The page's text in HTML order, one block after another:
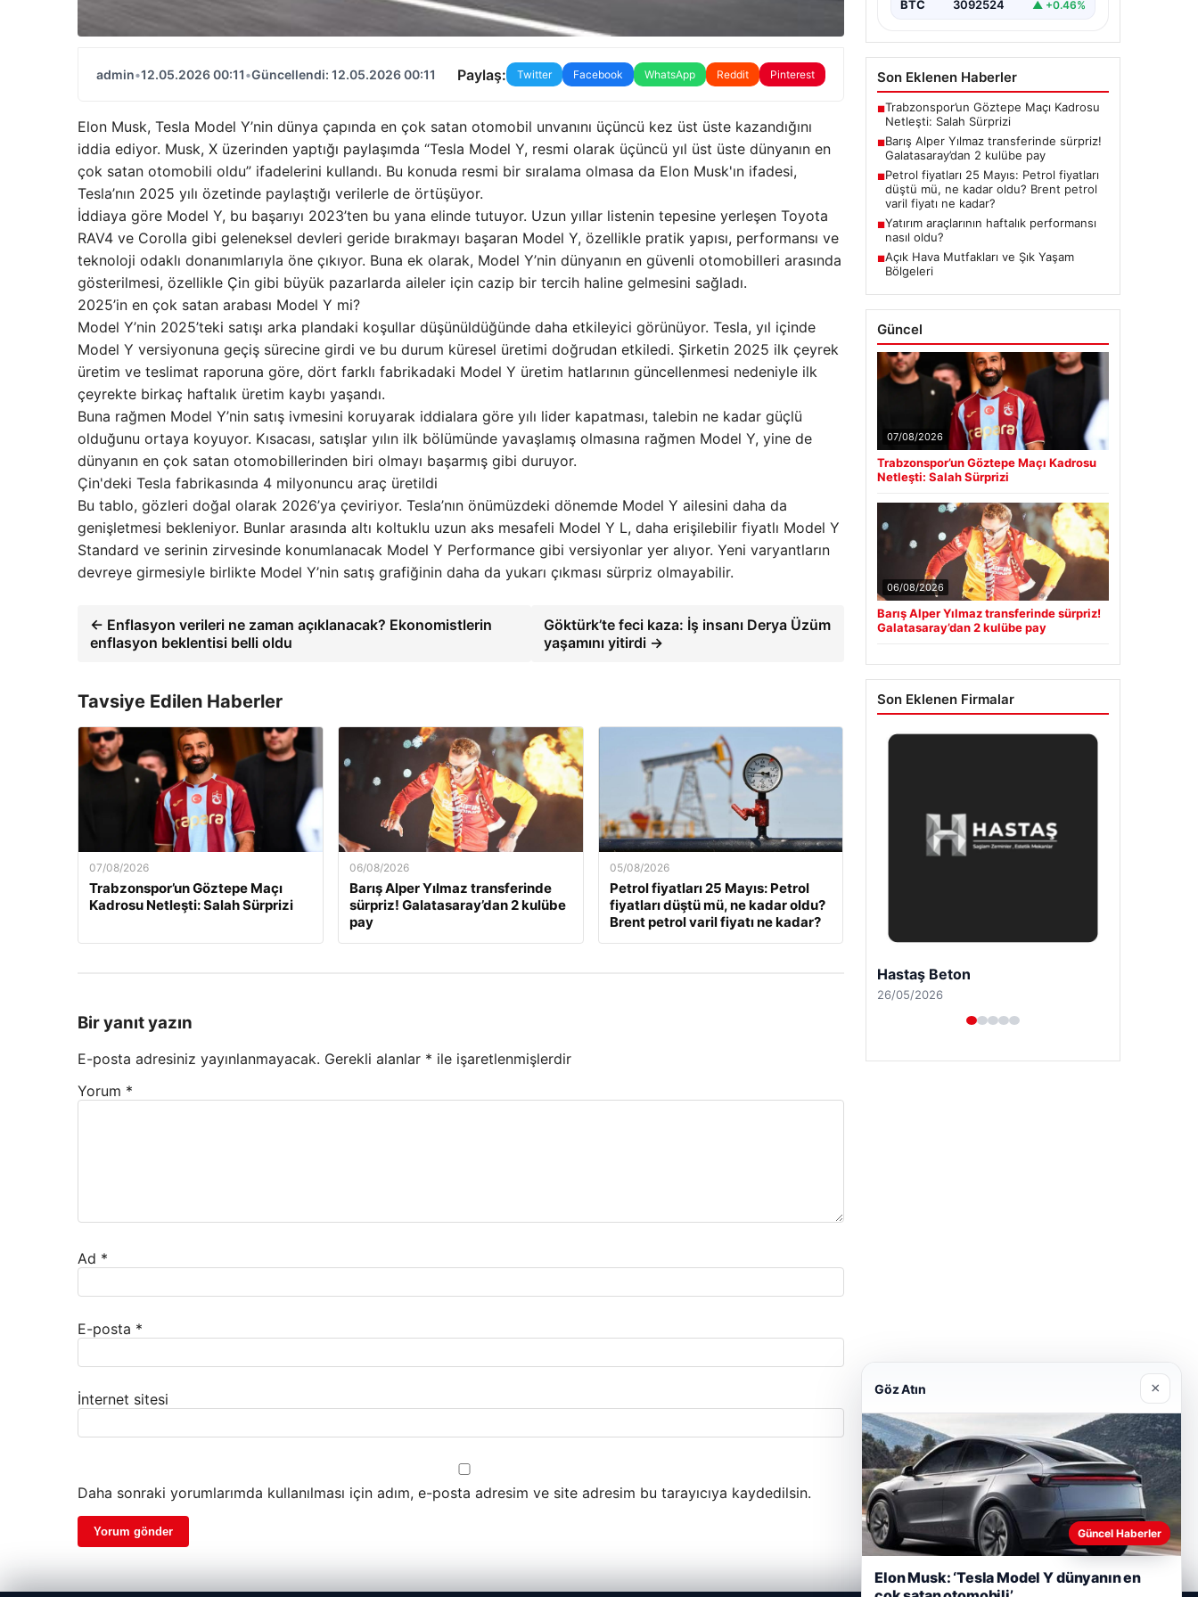
admin•12.05.2026 00:11•Güncellendi: 12.05.2026 00:11 Paylaş: Twitter Facebook WhatsApp Reddit Pinterest
Elon Musk, Tesla Model Y’nin dünya çapında en çok satan otomobil unvanını üçüncü kez üst üste kazandığını
iddia ediyor. Musk, X üzerinden yaptığı paylaşımda “Tesla Model Y, resmi olarak üçüncü yıl üst üste dünyanın en
çok satan otomobili oldu” ifadelerini kullandı. Bu konuda resmi bir sıralama olmasa da Elon Musk'ın ifadesi,
Tesla’nın 2025 yılı özetinde paylaştığı verilerle de örtüşüyor.
İddiaya göre Model Y, bu başarıyı 2023’ten bu yana elinde tutuyor. Uzun yıllar listenin tepesine yerleşen Toyota
RAV4 ve Corolla gibi geleneksel devleri geride bırakmayı başaran Model Y, özellikle pratik yapısı, performansı ve
teknoloji odaklı donanımlarıyla öne çıkıyor. Buna ek olarak, Model Y’nin dünyanın en güvenli otomobilleri arasında
gösterilmesi, özellikle Çin gibi büyük pazarlarda aileler için cazip bir tercih haline gelmesini sağladı.
2025’in en çok satan arabası Model Y mi?
Model Y’nin 2025’teki satışı arka plandaki koşullar düşünüldüğünde daha etkileyici görünüyor. Tesla, yıl içinde
Model Y versiyonuna geçiş sürecine girdi ve bu durum küresel üretimi doğrudan etkiledi. Şirketin 2025 ilk çeyrek
üretim ve teslimat raporuna göre, dört farklı fabrikadaki Model Y üretim hatlarının güncellenmesi nedeniyle ilk
çeyrekte birkaç haftalık üretim kaybı yaşandı.
Buna rağmen Model Y’nin satış ivmesini koruyarak iddialara göre yılı lider kapatması, talebin ne kadar güçlü
olduğunu ortaya koyuyor. Kısacası, satışlar yılın ilk bölümünde yavaşlamış olmasına rağmen Model Y, yine de
dünyanın en çok satan otomobillerinden biri olmayı başarmış gibi duruyor.
Çin'deki Tesla fabrikasında 4 milyonuncu araç üretildi
Bu tablo, gözleri doğal olarak 2026’ya çeviriyor. Tesla’nın önümüzdeki dönemde Model Y ailesini daha da
genişletmesi bekleniyor. Bunlar arasında altı koltuklu uzun aks mesafeli Model Y L, daha erişilebilir fiyatlı Model Y
Standard ve serinin zirvesinde konumlanacak Model Y Performance gibi versiyonlar yer alıyor. Yeni varyantların
devreye girmesiyle birlikte Model Y’nin satış grafiğinin daha da yukarı çıkması sürpriz olmayabilir.
← Enflasyon verileri ne zaman açıklanacak? Ekonomistlerin
enflasyon beklentisi belli oldu
Göktürk’te feci kaza: İş insanı Derya Üzüm
yaşamını yitirdi →
Tavsiye Edilen Haberler
07/08/2026
Trabzonspor’un Göztepe Maçı
Kadrosu Netleşti: Salah Sürprizi
06/08/2026
Barış Alper Yılmaz transferinde
sürpriz! Galatasaray’dan 2 kulübe
pay
05/08/2026
Petrol fiyatları 25 Mayıs: Petrol
fiyatları düştü mü, ne kadar oldu?
Brent petrol varil fiyatı ne kadar?
Bir yanıt yazın
E-posta adresiniz yayınlanmayacak. Gerekli alanlar * ile işaretlenmişlerdir
Yorum *
Ad *
E-posta *
İnternet sitesi
Daha sonraki yorumlarımda kullanılması için adım, e-posta adresim ve site adresim bu tarayıcıya kaydedilsin.
BTC 3092524 ▲ +0.46%
Son Eklenen Haberler
■Trabzonspor’un Göztepe Maçı Kadrosu
Netleşti: Salah Sürprizi
■Barış Alper Yılmaz transferinde sürpriz!
Galatasaray’dan 2 kulübe pay
■Petrol fiyatları 25 Mayıs: Petrol fiyatları
düştü mü, ne kadar oldu? Brent petrol
varil fiyatı ne kadar?
■Yatırım araçlarının haftalık performansı
nasıl oldu?
■Açık Hava Mutfakları ve Şık Yaşam
Bölgeleri
Güncel
07/08/2026
Trabzonspor’un Göztepe Maçı Kadrosu
Netleşti: Salah Sürprizi
06/08/2026
Barış Alper Yılmaz transferinde sürpriz!
Galatasaray’dan 2 kulübe pay
Son Eklenen Firmalar
Prenses Night Club
29/04/2026
Göz Atın ×
Güncel Haberler
Elon Musk: ‘Tesla Model Y dünyanın en